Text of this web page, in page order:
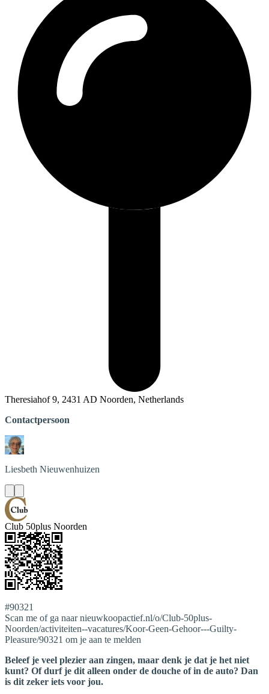
Theresiahof 9, 2431 AD Noorden, Netherlands
Contactpersoon
Liesbeth Nieuwenhuizen
Club 50plus Noorden
#90321
Scan me of ga naar nieuwkoopactief.nl/o/Club-50plus-
Noorden/activiteiten--vacatures/Koor-Geen-Gehoor---Guilty-
Pleasure/90321 om je aan te melden
Beleef je veel plezier aan zingen, maar denk je dat je het niet
kunt? Of durf je dit alleen onder de douche of in de auto? Dan
is dit zeker iets voor jou.